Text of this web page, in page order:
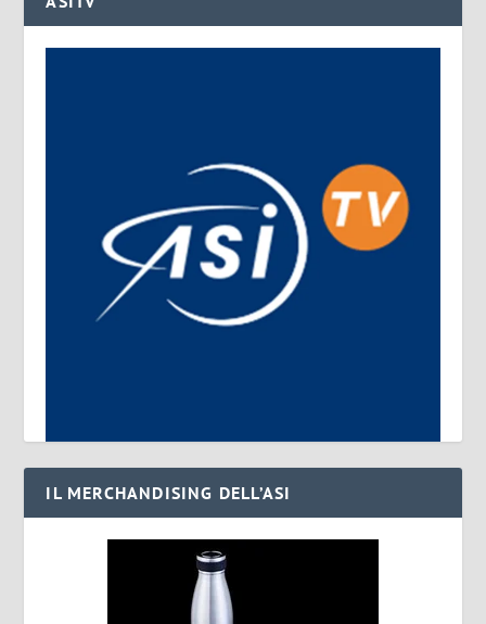
IL MERCHANDISING DELL’ASI